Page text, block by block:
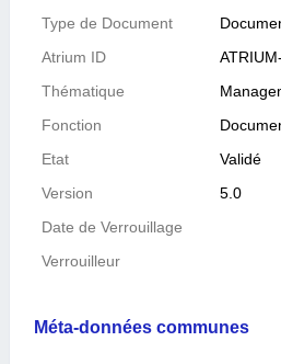
Type de Document
Atrium ID
Thématique
Fonction
Etat Validé
Version 5.0
Date de Verrouillage
Verrouilleur
Méta-données communes